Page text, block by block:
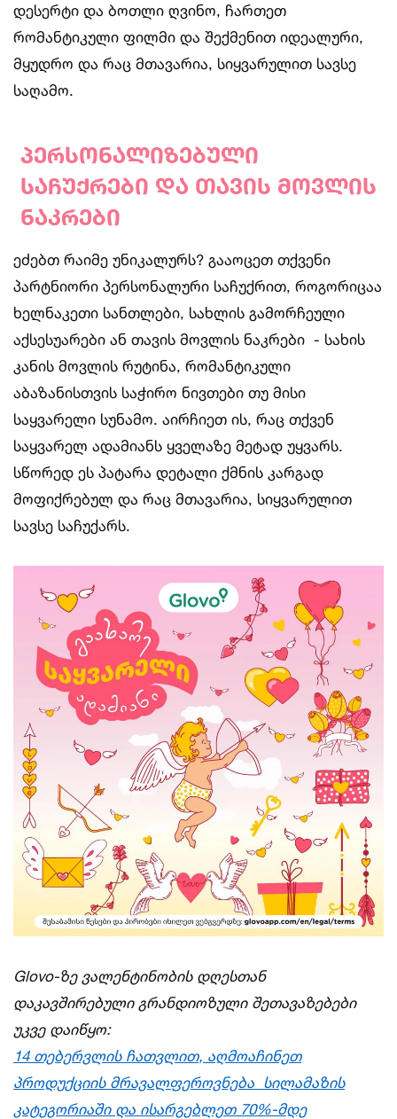
დესერტი და ბოთლი ღვინო, ჩართეთ
რომანტიკული ფილმი და შექმენით იდეალური,
მყუდრო და რაც მთავარია, სიყვარულით სავსე
საღამო.
პერსონალიზებული
საჩუქრები და თავის მოვლის
ნაკრები
ეძებთ რაიმე უნიკალურს? გააოცეთ თქვენი
პარტნიორი პერსონალური საჩუქრით, როგორიცაა
ხელნაკეთი სანთლები, სახლის გამორჩეული
აქსესუარები ან თავის მოვლის ნაკრები - სახის
კანის მოვლის რუტინა, რომანტიკული
აბაზანისთვის საჭირო ნივთები თუ მისი
საყვარელი სუნამო. აირჩიეთ ის, რაც თქვენ
საყვარელ ადამიანს ყველაზე მეტად უყვარს.
სწორედ ეს პატარა დეტალი ქმნის კარგად
მოფიქრებულ და რაც მთავარია, სიყვარულით
სავსე საჩუქარს.
Glovo-ზე ვალენტინობის დღესთან
დაკავშირებული გრანდიოზული შეთავაზებები
უკვე დაიწყო:
14 თებერვლის ჩათვლით, აღმოაჩინეთ
პროდუქციის მრავალფეროვნება სილამაზის
კატეგორიაში და ისარგებლეთ 70%-მდე